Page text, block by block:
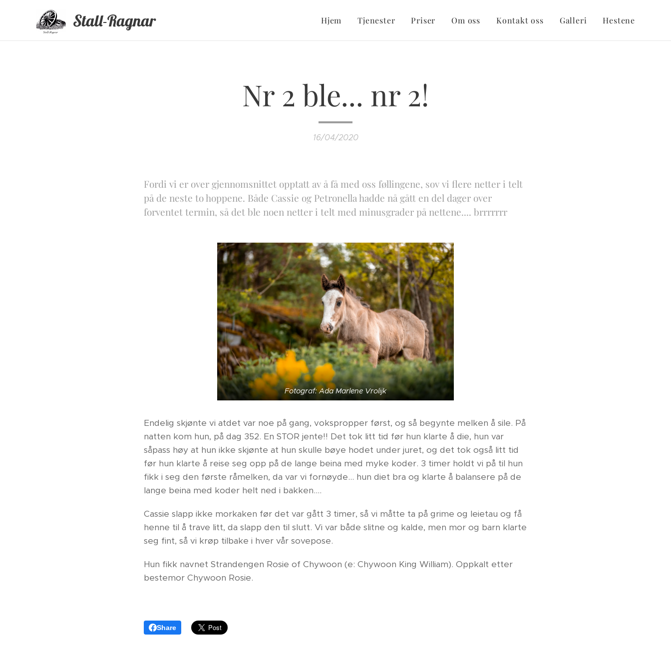
Stall-Ragnar Hjem Tjenester Priser Om oss Kontakt oss Galleri Hestene
Nr 2 ble... nr 2!
16/04/2020
Fordi vi er over gjennomsnittet opptatt av å få med oss føllingene, sov vi flere netter i telt
på de neste to hoppene. Både Cassie og Petronella hadde nå gått en del dager over
forventet termin, så det ble noen netter i telt med minusgrader på nettene.... brrrrrrr
Fotograf: Ada Marlene Vrolijk
Endelig skjønte vi atdet var noe på gang, vokspropper først, og så begynte melken å sile. På
natten kom hun, på dag 352. En STOR jente!! Det tok litt tid før hun klarte å die, hun var
såpass høy at hun ikke skjønte at hun skulle bøye hodet under juret, og det tok også litt tid
før hun klarte å reise seg opp på de lange beina med myke koder. 3 timer holdt vi på til hun
fikk i seg den første råmelken, da var vi fornøyde... hun diet bra og klarte å balansere på de
lange beina med koder helt ned i bakken....
Cassie slapp ikke morkaken før det var gått 3 timer, så vi måtte ta på grime og leietau og få
henne til å trave litt, da slapp den til slutt. Vi var både slitne og kalde, men mor og barn klarte
seg fint, så vi krøp tilbake i hver vår sovepose.
Hun fikk navnet Strandengen Rosie of Chywoon (e: Chywoon King William). Oppkalt etter
bestemor Chywoon Rosie.
Share